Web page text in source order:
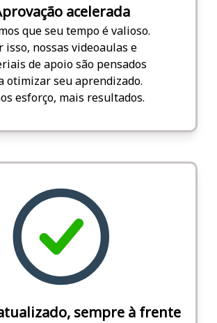
acelerada
que seu tempo é valioso.
isso, nossas videoaulas e
de apoio são pensados
otimizar seu aprendizado.
esforço, mais resultados.
sempre à frente